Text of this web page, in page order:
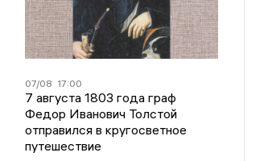
07/08 17:00
7 августа 1803 года граф
Федор Иванович Толстой
отправился в кругосветное
путешествие